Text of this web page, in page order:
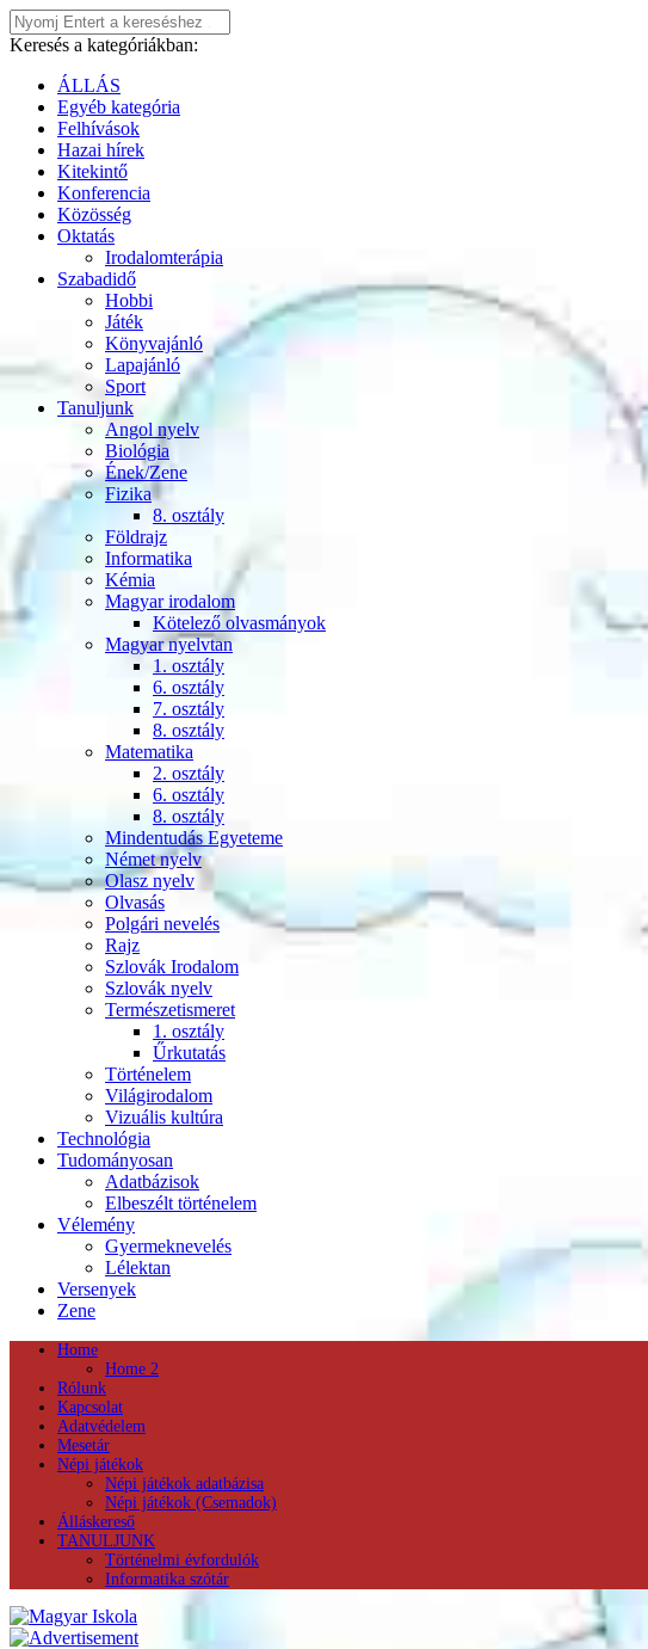
Keresés a kategóriákban:
ÁLLÁS
Egyéb kategória
Felhívások
Hazai hírek
Kitekintő
Konferencia
Közösség
Oktatás
Irodalomterápia
Szabadidő
Hobbi
Játék
Könyvajánló
Lapajánló
Sport
Tanuljunk
Angol nyelv
Biológia
Ének/Zene
Fizika
8. osztály
Földrajz
Informatika
Kémia
Magyar irodalom
Kötelező olvasmányok
Magyar nyelvtan
1. osztály
6. osztály
7. osztály
8. osztály
Matematika
2. osztály
6. osztály
8. osztály
Mindentudás Egyeteme
Német nyelv
Olasz nyelv
Olvasás
Polgári nevelés
Rajz
Szlovák Irodalom
Szlovák nyelv
Természetismeret
1. osztály
Űrkutatás
Történelem
Világirodalom
Vizuális kultúra
Technológia
Tudományosan
Adatbázisok
Elbeszélt történelem
Vélemény
Gyermeknevelés
Lélektan
Versenyek
Zene
Home
Home 2
Rólunk
Kapcsolat
Adatvédelem
Mesetár
Népi játékok
Népi játékok adatbázisa
Népi játékok (Csemadok)
Álláskereső
TANULJUNK
Történelmi évfordulók
Informatika szótár